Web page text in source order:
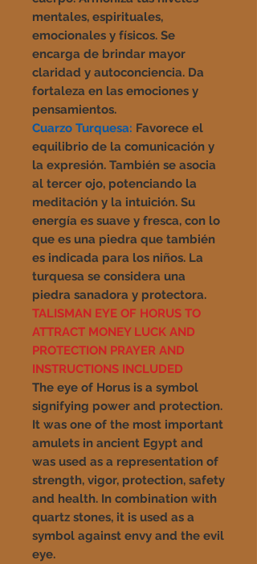
mentales, espirituales,
emocionales y físicos. Se
encarga de brindar mayor
claridad y autoconciencia. Da
fortaleza en las emociones y
pensamientos.
Cuarzo Turquesa: Favorece el
equilibrio de la comunicación y
la expresión. También se asocia
al tercer ojo, potenciando la
meditación y la intuición. Su
energía es suave y fresca, con lo
que es una piedra que también
es indicada para los niños. La
turquesa se considera una
piedra sanadora y protectora.
TALISMAN EYE OF HORUS TO
ATTRACT MONEY LUCK AND
PROTECTION PRAYER AND
INSTRUCTIONS INCLUDED
The eye of Horus is a symbol
signifying power and protection.
It was one of the most important
amulets in ancient Egypt and
was used as a representation of
strength, vigor, protection, safety
and health. In combination with
quartz stones, it is used as a
symbol against envy and the evil
eye.